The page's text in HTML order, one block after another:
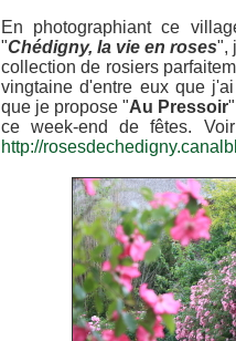
En photographiant ce
"Chédigny, la vie en roses",
collection de rosiers
vingtaine d'entre eux que
que je propose "Au Pressoir
ce week-end de fêtes.
http://